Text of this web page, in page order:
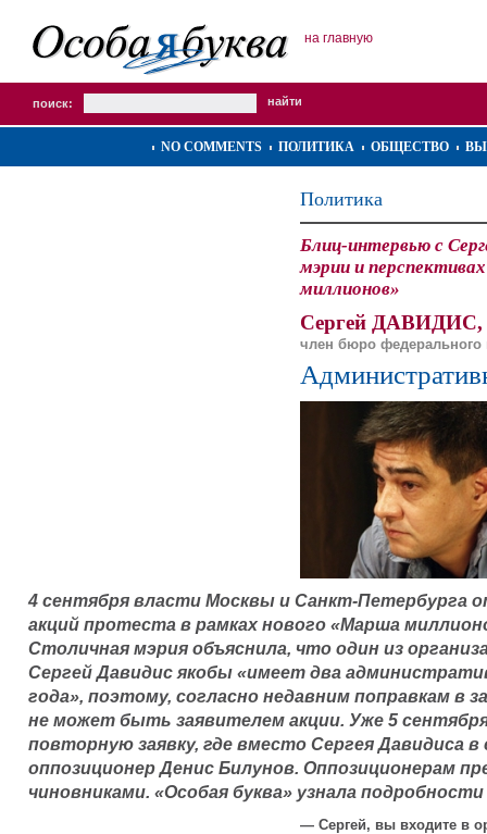
на главную
поиск:
NO COMMENTS ПОЛИТИКА ОБЩЕСТВО
Политика
Блиц-интервью с
мэрии и
миллионов»
Сергей ДАВИДИС,
член бюро федерального
4 сентября власти Москвы и Санкт-Петербурга
акций протеста в рамках нового «Марша
Столичная мэрия объяснила, что один из
Сергей Давидис якобы «имеет два
года», поэтому, согласно недавним поправкам в
не может быть заявителем акции. Уже 5
повторную заявку, где вместо Сергея Давидиса
оппозиционер Денис Билунов. Оппозиционерам
чиновниками. «Особая буква» узнала
— Сергей, вы входите в